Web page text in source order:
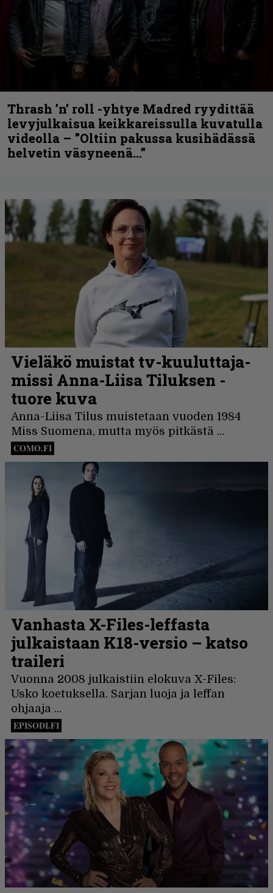
Thrash ’n’ roll -yhtye Madred ryydittää
levyjulkaisua keikkareissulla kuvatulla
videolla – ”Oltiin pakussa kusihädässä
helvetin väsyneenä…”